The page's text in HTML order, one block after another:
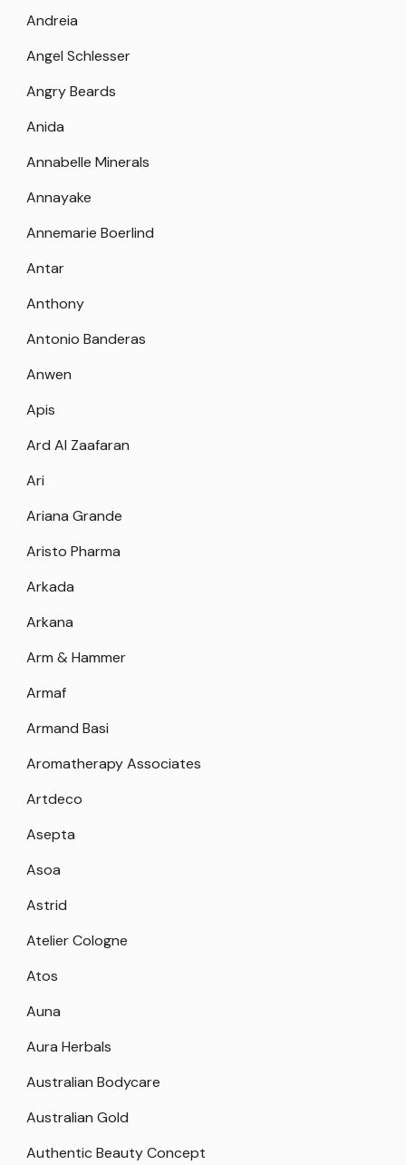
Andreia
Angel Schlesser
Angry Beards
Anida
Annabelle Minerals
Annayake
Annemarie Boerlind
Antar
Anthony
Antonio Banderas
Anwen
Apis
Ard Al Zaafaran
Ari
Ariana Grande
Aristo Pharma
Arkada
Arkana
Arm & Hammer
Armaf
Armand Basi
Aromatherapy Associates
Artdeco
Asepta
Asoa
Astrid
Atelier Cologne
Atos
Auna
Aura Herbals
Australian Bodycare
Australian Gold
Authentic Beauty Concept